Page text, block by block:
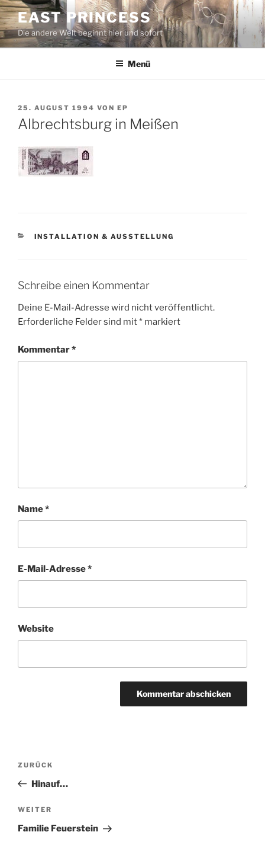
Zum
Inhalt
springen
EAST PRINCESS
Die andere Welt beginnt hier und sofort
Menü
VERÖFFENTLICHT
AM
25. AUGUST 1994 VON EP
Albrechtsburg in Meißen
KATEGORIEN
INSTALLATION & AUSSTELLUNG
Schreibe einen Kommentar
Deine E-Mail-Adresse wird nicht veröffentlicht.
Erforderliche Felder sind mit* markiert
Kommentar*
Name*
E-Mail-Adresse*
Website
Beitragsnavigation
Vorheriger
Beitrag
ZURÜCK
Hinauf…
Nächster
Beitrag
WEITER
Familie Feuerstein